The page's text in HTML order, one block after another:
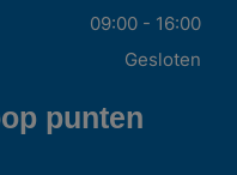
09:00 - 16:00
Gesloten
punten